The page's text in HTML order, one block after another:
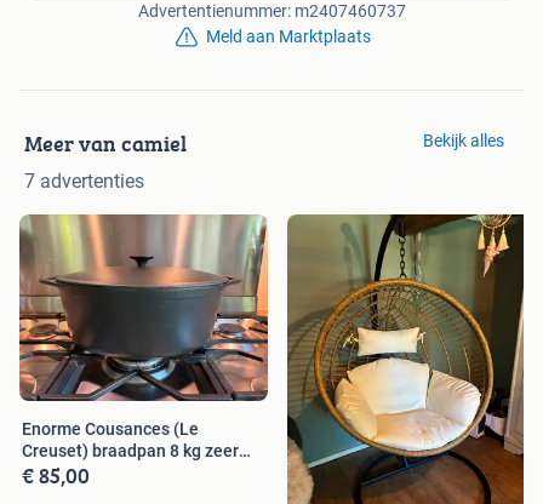
Advertentienummer: m2407460737
Meld aan Marktplaats
Meer van camiel
7 advertenties
Bekijk alles
Enorme Cousances (Le
Creuset) braadpan 8 kg zeer
goed
€ 85,00